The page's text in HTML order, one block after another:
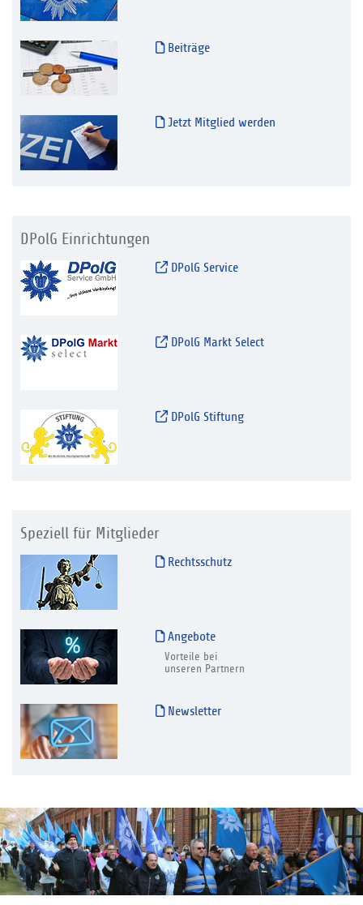
Beiträge
Jetzt Mitglied werden
DPolG Einrichtungen
DPolG Service
DPolG Markt Select
DPolG Stiftung
Speziell für Mitglieder
Rechtsschutz
Angebote
Vorteile bei
unseren Partnern
Newsletter